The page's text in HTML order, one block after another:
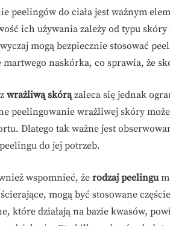
peelingów do ciała jest ważnym
ich używania zależy od typu
mogą bezpiecznie stosować
martwego naskórka, co sprawia, że
wrażliwą skórązaleca się jednak
peelingowanie wrażliwej skóry
Dlatego tak ważne jest
do jej potrzeb.
wspomnieć, że rodzaj peelingu
mogą być stosowane
które działają na bazie kwasów,